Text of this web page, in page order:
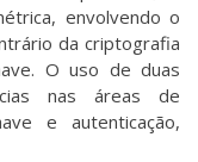
envolvendo o
da criptografia
O uso de duas
nas áreas de
e autenticação,